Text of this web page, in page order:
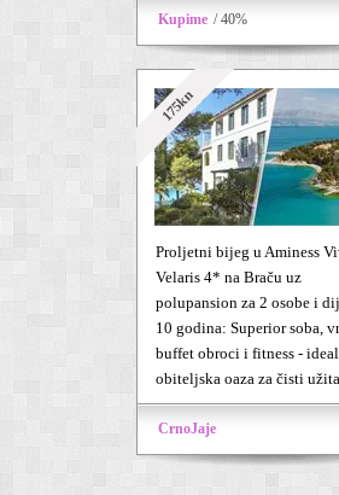
Kupime / 40%
175kn
Proljetni bijeg u Aminess
Velaris 4* na Braču uz
polupansion za 2 osobe i
10 godina: Superior soba,
buffet obroci i fitness -
obiteljska oaza za čisti
CrnoJaje